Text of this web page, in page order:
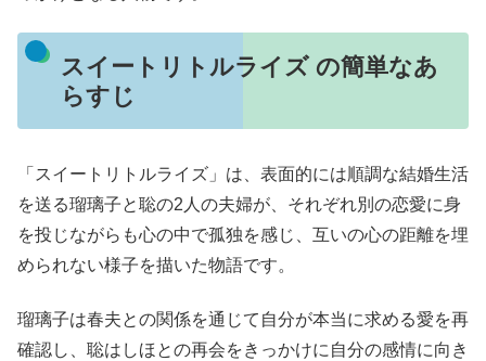
スイートリトルライズ の簡単なあ
らすじ
「スイートリトルライズ」は、表面的には順調な結婚生活
を送る瑠璃子と聡の2人の夫婦が、それぞれ別の恋愛に身
を投じながらも心の中で孤独を感じ、互いの心の距離を埋
められない様子を描いた物語です。
瑠璃子は春夫との関係を通じて自分が本当に求める愛を再
確認し、聡はしほとの再会をきっかけに自分の感情に向き